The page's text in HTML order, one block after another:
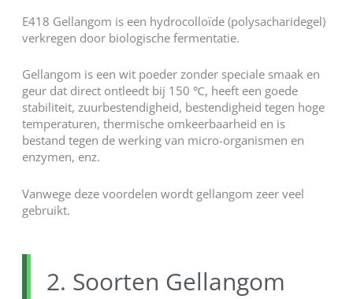
E418 Gellangom is een hydrocolloïde (polysacharidegel)
verkregen door biologische fermentatie.
Gellangom is een wit poeder zonder speciale smaak en
geur dat direct ontleedt bij 150 ℃, heeft een goede
stabiliteit, zuurbestendigheid, bestendigheid tegen hoge
temperaturen, thermische omkeerbaarheid en is
bestand tegen de werking van micro-organismen en
enzymen, enz.
Vanwege deze voordelen wordt gellangom zeer veel
gebruikt.
2. Soorten Gellangom